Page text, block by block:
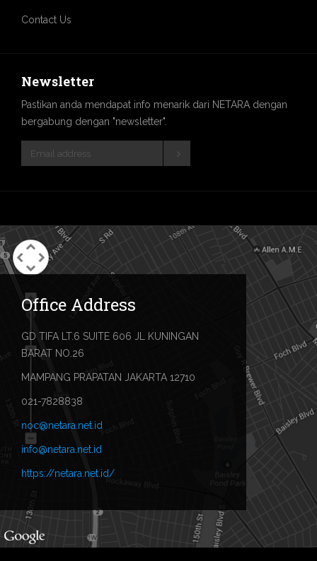
Contact Us
Newsletter
Pastikan anda mendapat info menarik dari NETARA dengan
bergabung dengan "newsletter".
Office Address
GD TIFA LT.6 SUITE 606 JL KUNINGAN
BARAT NO.26
MAMPANG PRAPATAN JAKARTA 12710
021-7828838
noc@netara.net.id
info@netara.net.id
https://netara.net.id/